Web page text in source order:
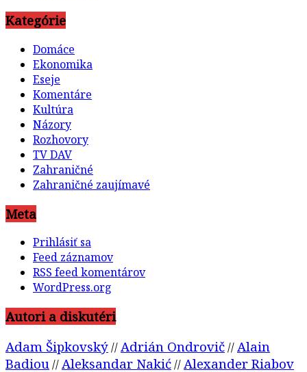
Kategórie
Domáce
Ekonomika
Eseje
Komentáre
Kultúra
Názory
Rozhovory
TV DAV
Zahraničné
Zahraničné zaujímavé
Meta
Prihlásiť sa
Feed záznamov
RSS feed komentárov
WordPress.org
Autori a diskutéri
Adam Šipkovský// Adrián Ondrovič// Alain
Badiou // Aleksandar Nakić// Alexander Riabov